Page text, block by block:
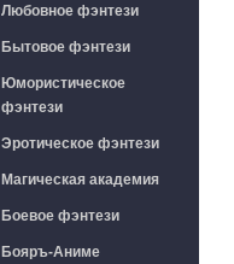
Любовное фэнтези
Бытовое фэнтези
Юмористическое
фэнтези
Эротическое фэнтези
Магическая академия
Боевое фэнтези
Бояръ-Аниме